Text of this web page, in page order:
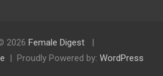
2026 Female Digest
Proudly Powered by: WordPress